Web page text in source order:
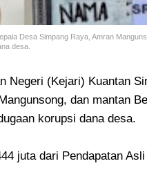
Desa Simpang Raya, Amran
desa.
Negeri (Kejari) Kuantan
dan mantan
korupsi dana desa.
juta dari Pendapatan